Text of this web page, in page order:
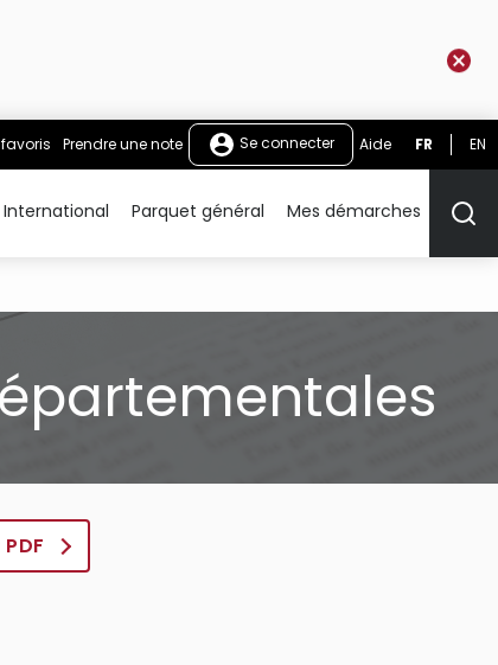
Prendre une note Se connecter Aide FR EN
International Parquet général Mes démarches
PDF